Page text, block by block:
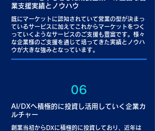
業支援実績とノウハウ
既にマーケットに認知されていて営業の型が決まっ
ているサービスに加えてこれからマーケットをつく
っていくようなサービスのご支援も豊富です。様々
な企業様のご支援を通じて培ってきた実績とノウハ
ウが大きな強みとなっています。
06
AI/DXへ積極的に投資し活用していく企業カ
ルチャー
創業当初からDXに積極的に投資しており、近年は